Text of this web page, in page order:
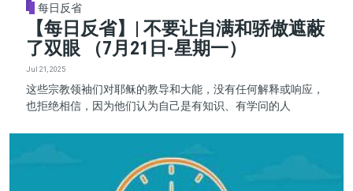
每日反省
【每日反省】| 不要让自满和骄傲遮蔽
了双眼 （7月21日-星期一）
Jul 21, 2025
这些宗教领袖们对耶稣的教导和大能，没有任何解释或响应，
也拒绝相信，因为他们认为自己是有知识、有学问的人